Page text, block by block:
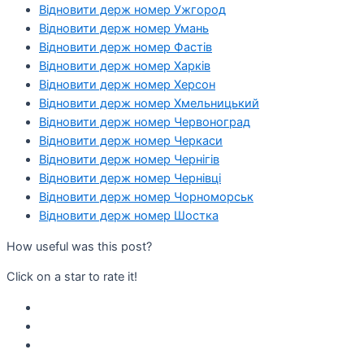
Відновити держ номер Ужгород
Відновити держ номер Умань
Відновити держ номер Фастів
Відновити держ номер Харків
Відновити держ номер Херсон
Відновити держ номер Хмельницький
Відновити держ номер Червоноград
Відновити держ номер Черкаси
Відновити держ номер Чернігів
Відновити держ номер Чернівці
Відновити держ номер Чорноморськ
Відновити держ номер Шостка
How useful was this post?
Click on a star to rate it!